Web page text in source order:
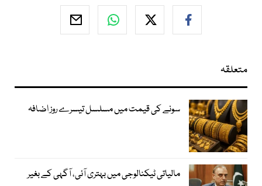
متعلقہ
سونے کی قیمت میں مسلسل تیسرے روز اضافہ
مالیاتی ٹیکنالوجی میں بہتری آئی، آگہی کے بغیر